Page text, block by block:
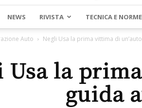
NEWS RIVISTA TECNICA E NORME
Auto Negli Usa la prima vittima di
Usa la
guida